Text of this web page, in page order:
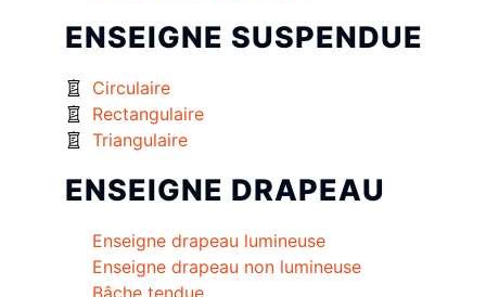
ENSEIGNE SUSPENDUE
Circulaire
Rectangulaire
Triangulaire
ENSEIGNE DRAPEAU
Enseigne drapeau lumineuse
Enseigne drapeau non lumineuse